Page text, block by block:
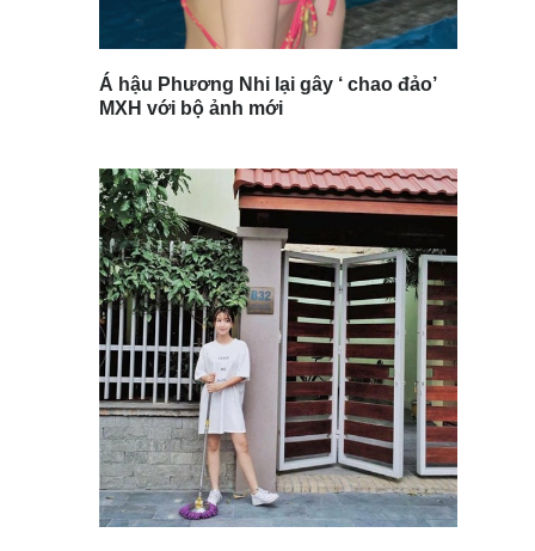
Á hậu Phương Nhi lại gây ‘ chao đảo’
MXH với bộ ảnh mới